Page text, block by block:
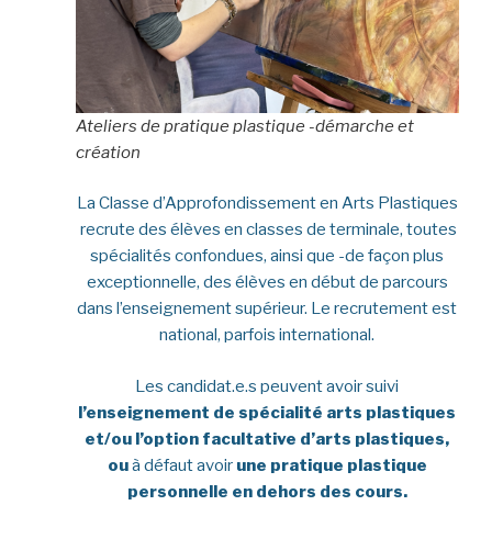
Ateliers de pratique plastique -démarche et
création
La Classe d’Approfondissement en Arts Plastiques
recrute des élèves en classes de terminale, toutes
spécialités confondues, ainsi que -de façon plus
exceptionnelle, des élèves en début de parcours
dans l’enseignement supérieur. Le recrutement est
national, parfois international.
Les candidat.e.s peuvent avoir suivi
l’enseignement de spécialité arts plastiques
et/ou l’option facultative d’arts plastiques,
ouà défaut avoirune pratique plastique
personnelle en dehors des cours.